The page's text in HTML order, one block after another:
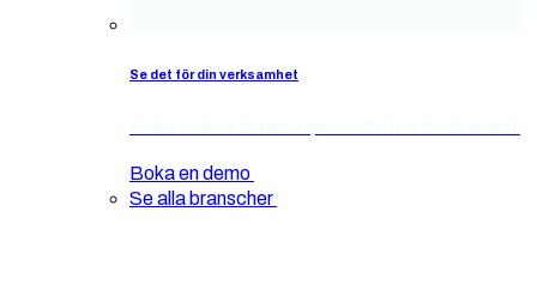
Se det för din verksamhet
Boka en demo
Se alla branscher